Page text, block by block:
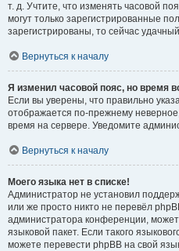
т. д. Учтите, что изменять часовой
могут только зарегистрированные
зарегистрированы, то сейчас
Вернуться к началу
Я изменил часовой пояс, но время
Если вы уверены, что правильно
отображается по-прежнему
время на сервере. Уведомите
Вернуться к началу
Моего языка нет в списке!
Администратор не установил
или же просто никто не перевёл
администратора конференции,
языковой пакет. Если такого
можете перевести phpBB на свой